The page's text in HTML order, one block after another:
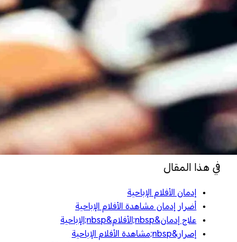
في هذا المقال
إدمان الأفلام الإباحية
أضرار إدمان مشاهدة الأفلام الإباحية
علاج إدمان&nbsp;الأفلام&nbsp;الإباحية
إصرار&nbsp;مشاهدة الأفلام الإباحية